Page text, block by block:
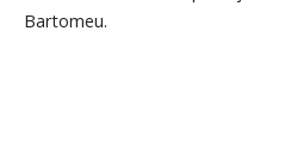
Bartomeu.